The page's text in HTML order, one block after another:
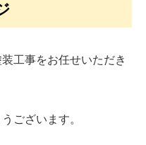
工事をお任せいただき
ございます。